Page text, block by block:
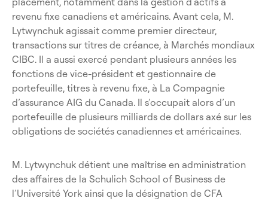
revenu fixe canadiens et américains. Avant cela, M.
Lytwynchuk agissait comme premier directeur,
transactions sur titres de créance, à Marchés mondiaux
CIBC. Il a aussi exercé pendant plusieurs années les
fonctions de vice-président et gestionnaire de
portefeuille, titres à revenu fixe, à La Compagnie
d’assurance AIG du Canada. Il s’occupait alors d’un
portefeuille de plusieurs milliards de dollars axé sur les
obligations de sociétés canadiennes et américaines.
M. Lytwynchuk détient une maîtrise en administration
des affaires de la Schulich School of Business de
l’Université York ainsi que la désignation de CFA